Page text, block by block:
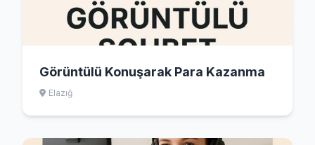
Görüntülü Konuşarak Para Kazanma
Elazığ